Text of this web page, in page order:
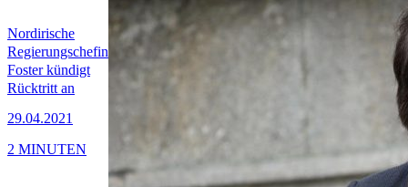
Nordirische
Regierungschefin
Foster kündigt
Rücktritt an
29.04.2021
2 MINUTEN